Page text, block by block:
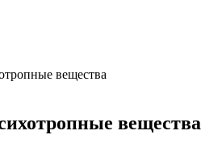
вещества
вещества